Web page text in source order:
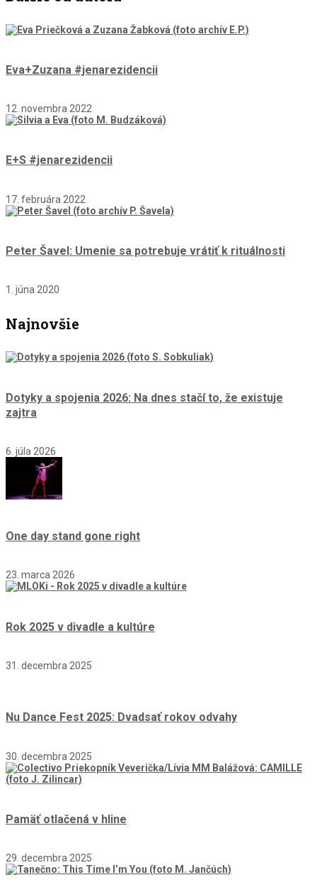
Eva+Zuzana #jenarezidencii
12. novembra 2022
E+S #jenarezidencii
17. februára 2022
Peter Šavel: Umenie sa potrebuje vrátiť k rituálnosti
1. júna 2020
Najnovšie
Dotyky a spojenia 2026: Na dnes stačí to, že existuje
zajtra
6. júla 2026
One day stand gone right
23. marca 2026
Rok 2025 v divadle a kultúre
31. decembra 2025
Nu Dance Fest 2025: Dvadsať rokov odvahy
30. decembra 2025
Pamäť otlačená v hline
29. decembra 2025